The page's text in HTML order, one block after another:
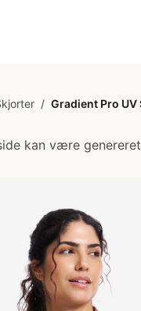
/ Gradient Pro UV
kan være